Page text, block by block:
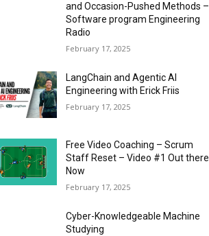
and Occasion-Pushed Methods –
Software program Engineering
Radio
February 17, 2025
LangChain and Agentic AI
Engineering with Erick Friis
February 17, 2025
Free Video Coaching – Scrum
Staff Reset – Video #1 Out there
Now
February 17, 2025
Cyber-Knowledgeable Machine
Studying